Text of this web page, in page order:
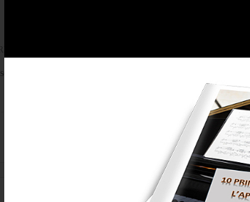
2020 À 0 H 27 MIN
de l’instrument sous le charme à la fois candide et espiègle